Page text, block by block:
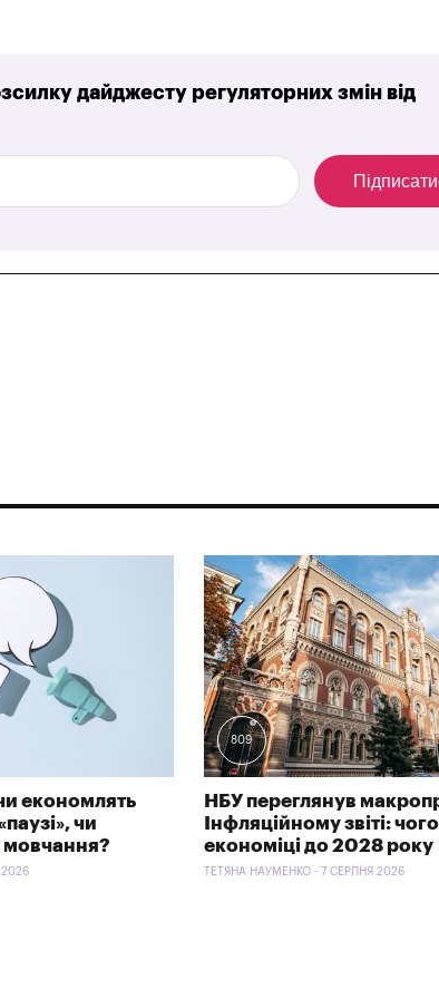
дайджесту регуляторних змін від
економлять
чи
мовчання?
809
НБУ переглянув
Інфляційному звіті:
економіці до 2028 року
ТЕТЯНА НАУМЕНКО - 7 СЕРПНЯ 2026